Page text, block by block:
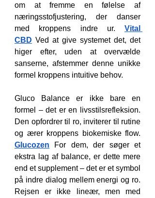
om at fremme en følelse af
næringsstofjustering, der danser
med kroppens indre ur. Vital
CBD Ved at give systemet det, det
higer efter, uden at overvælde
sanserne, afstemmer denne unikke
formel kroppens intuitive behov.
Gluco Balance er ikke bare en
formel – det er en livsstilsrefleksion.
Den opfordrer til ro, inviterer til rutine
Glucozen For dem, der søger et
ekstra lag af balance, er dette mere
end et supplement – det er et symbol
på indre dialog mellem energi og ro.
Rejsen er ikke lineær, men med